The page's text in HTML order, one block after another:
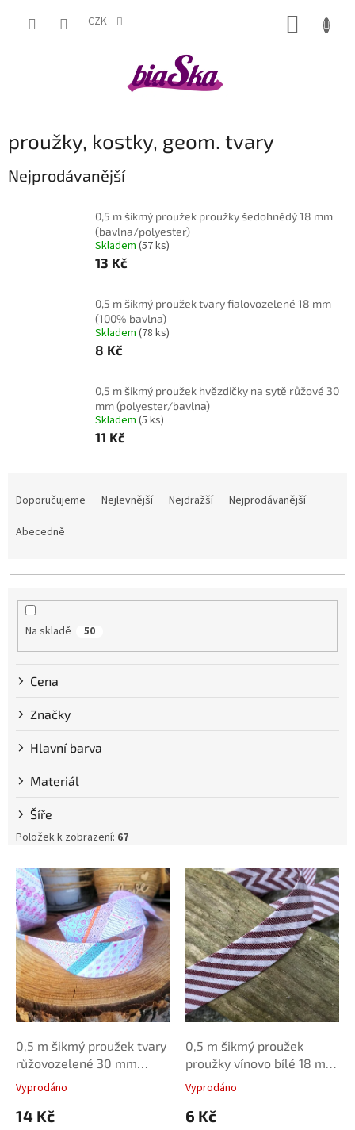
CZK
proužky, kostky, geom. tvary
Nejprodávanější
0,5 m šikmý proužek proužky šedohnědý 18 mm
(bavlna/polyester)
Skladem (57 ks)
13 Kč
0,5 m šikmý proužek tvary fialovozelené 18 mm
(100% bavlna)
Skladem (78 ks)
8 Kč
0,5 m šikmý proužek hvězdičky na sytě růžové 30
mm (polyester/bavlna)
Skladem (5 ks)
11 Kč
p
Doporučujeme Nejlevnější Nejdražší
Nejprodávanější
Abecedně
Na skladě 50
Cena
Značky
Hlavní barva
Materiál
Šíře
Položek k zobrazení: 67
V
p
p
0,5 m šikmý proužek tvary
růžovozelené 30 mm
(100% bavlna)
Vyprodáno
14 Kč
0,5 m šikmý proužek
proužky vínovo bílé 18 mm
(bavlna/polyester)
Vyprodáno
6 Kč